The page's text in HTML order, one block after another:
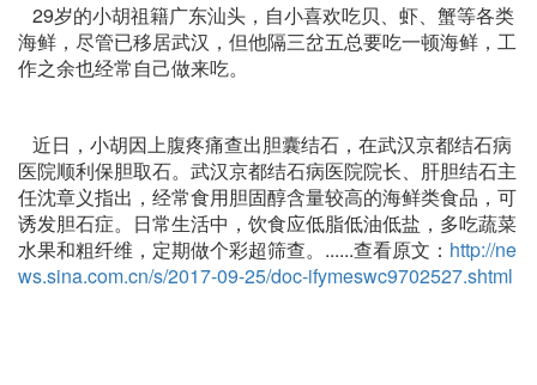
29岁的小胡祖籍广东汕头，自小喜欢吃贝、虾、蟹等各类
海鲜，尽管已移居武汉，但他隔三岔五总要吃一顿海鲜，工
作之余也经常自己做来吃。
近日，小胡因上腹疼痛查出胆囊结石，在武汉京都结石病
医院顺利保胆取石。武汉京都结石病医院院长、肝胆结石主
任沈章义指出，经常食用胆固醇含量较高的海鲜类食品，可
诱发胆石症。日常生活中，饮食应低脂低油低盐，多吃蔬菜
水果和粗纤维，定期做个彩超筛查。......查看原文： http://ne
ws.sina.com.cn/s/2017-09-25/doc-ifymeswc9702527.shtml